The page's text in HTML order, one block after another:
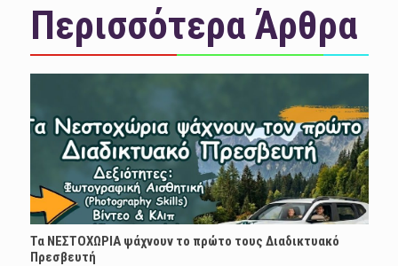
Περισσότερα Άρθρα
Τα ΝΕΣΤΟΧΩΡΙΑ ψάχνουν το πρώτο τους Διαδικτυακό
Πρεσβευτή